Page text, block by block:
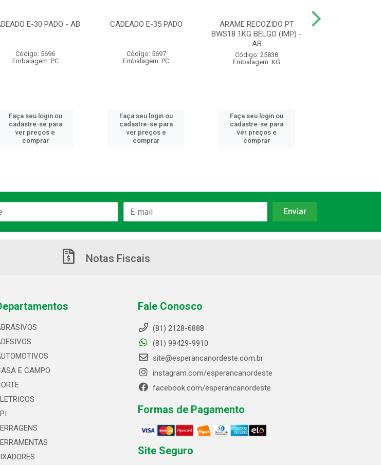
E-30 PADO - AB
Código: 5696
Embalagem: PC
Faça seu login ou
cadastre-se para
ver preços e
comprar
CADEADO E-35 PADO
Código: 5697
Embalagem: PC
Faça seu login ou
cadastre-se para
ver preços e
comprar
ARAME RECOZIDO PT
BWS18 1KG BELGO (IMP) -
AB
Código: 25838
Embalagem: KG
Faça seu login ou
cadastre-se para
ver preços e
comprar
Notas Fiscais
E CAMPO
Fale Conosco
(81) 2128-6888
(81) 99429-9910
site@esperancanordeste.com.br
instagram.com/esperancanordeste
facebook.com/esperancanordeste
Formas de Pagamento
Site Seguro